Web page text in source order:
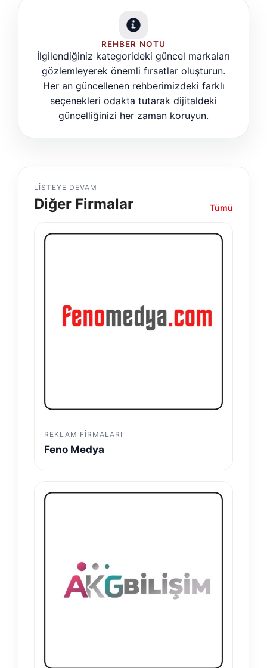
REHBER NOTU
İlgilendiğiniz kategorideki güncel markaları
gözlemleyerek önemli fırsatlar oluşturun.
Her an güncellenen rehberimizdeki farklı
seçenekleri odakta tutarak dijitaldeki
güncelliğinizi her zaman koruyun.
LISTEYE DEVAM
Diğer Firmalar Tümü
REKLAM FIRMALARI
Feno Medya